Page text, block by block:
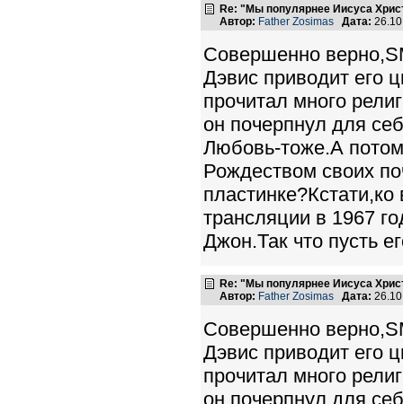
Re: "Мы популярнее Иисуса
Автор: Father Zosimas Дата:
Cовершенно
Дэвис приводит его
прочитал много
он почерпнул для
Любовь-тоже.А потом
Рождеством своих
трансляции в 1967
Джон.Так что пусть
Re: "Мы популярнее Иисуса
Автор: Father Zosimas Дата:
Cовершенно
Дэвис приводит его
прочитал много
он почерпнул для